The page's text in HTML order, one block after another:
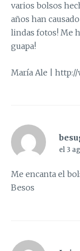
varios bolsos
años han
lindas fotos! Me
guapa!
María Ale |http://
el 3
Me encanta el
Besos